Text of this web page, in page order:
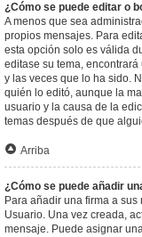
¿Cómo se puede editar o
A menos que sea
propios mensajes. Para
esta opción solo es válida
editase su tema,
y las veces que lo ha sido.
quién lo editó, aunque la
usuario y la causa de la
temas después de que
Arriba
¿Cómo se puede añadir
Para añadir una firma a
Usuario. Una vez creada,
mensaje. Puede asignar